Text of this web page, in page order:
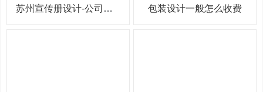
苏州宣传册设计-公司产品宣传册设计 包装设计一般怎么收费